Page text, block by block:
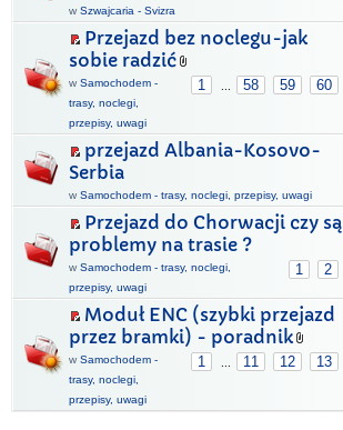
w Szwajcaria - Svizra
Przejazd bez noclegu-jak
sobie radzić
1 58 59 60
w Samochodem -
trasy, noclegi,
przepisy, uwagi
przejazd Albania-Kosovo-
Serbia
w Samochodem - trasy, noclegi, przepisy, uwagi
Przejazd do Chorwacji czy są
problemy na trasie ?
1 2
w Samochodem - trasy, noclegi,
przepisy, uwagi
Moduł ENC (szybki przejazd
przez bramki) - poradnik
1 11 12 13
w Samochodem -
trasy, noclegi,
przepisy, uwagi